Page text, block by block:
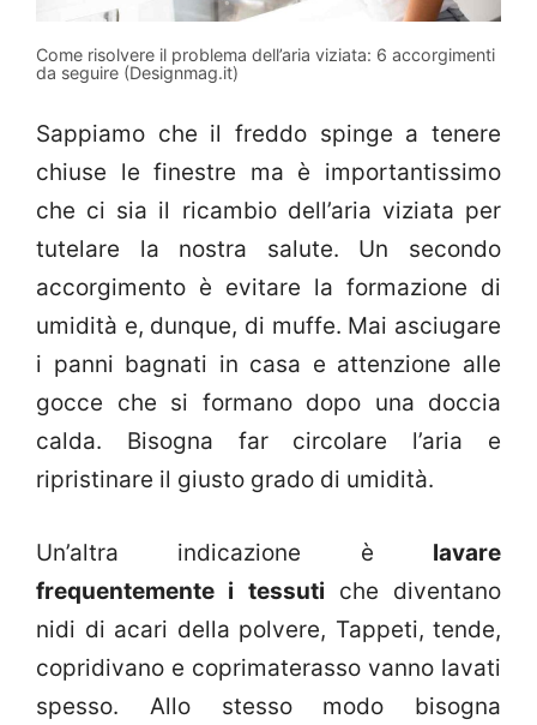
Come risolvere il problema dell’aria viziata: 6 accorgimenti
da seguire (Designmag.it)
Sappiamo che il freddo spinge a tenere
chiuse le finestre ma è importantissimo
che ci sia il ricambio dell’aria viziata per
tutelare la nostra salute. Un secondo
accorgimento è evitare la formazione di
umidità e, dunque, di muffe. Mai asciugare
i panni bagnati in casa e attenzione alle
gocce che si formano dopo una doccia
calda. Bisogna far circolare l’aria e
ripristinare il giusto grado di umidità.
Un’altra indicazione è lavare
frequentemente i tessuti che diventano
nidi di acari della polvere, Tappeti, tende,
copridivano e coprimaterasso vanno lavati
spesso. Allo stesso modo bisogna